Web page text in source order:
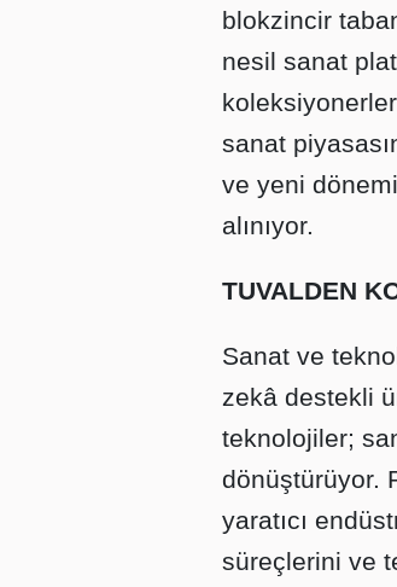
blokzincir
nesil sanat
sanat
ve yeni
alınıyor.
TUVALDEN
Sanat ve
zekâ destekli
teknolojiler;
dönüştürüyor.
yaratıcı
süreçlerini ve